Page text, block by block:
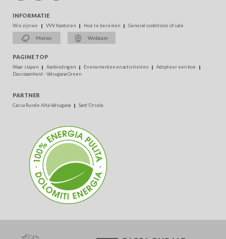
INFORMATIE
Wie zijn we VVV Kantoren Hoe te bereiken General conditions of sale
Meteo Webcam
PAGINE TOP
Waar slapen Aanbiedingen Evenementen en activiteiten
Adopteer een koe
Duurzaamheid - Valsugana Green
PARTNER
Cassa Rurale Alta Valsugana Sant'Orsola